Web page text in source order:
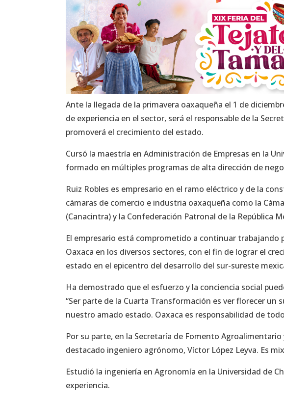
Ante la llegada de la primavera oaxaqueña el 1 de
de experiencia en el sector, será el responsable de la
promoverá el crecimiento del estado.
Cursó la maestría en Administración de Empresas en la
formado en múltiples programas de alta dirección de
Ruiz Robles es empresario en el ramo eléctrico y de la
cámaras de comercio e industria oaxaqueña como la
(Canacintra) y la Confederación Patronal de la República
El empresario está comprometido a continuar trabajando
Oaxaca en los diversos sectores, con el fin de lograr el
estado en el epicentro del desarrollo del sur-sureste
Ha demostrado que el esfuerzo y la conciencia social
“Ser parte de la Cuarta Transformación es ver florecer
nuestro amado estado. Oaxaca es responsabilidad de
Por su parte, en la Secretaría de Fomento
destacado ingeniero agrónomo, Víctor López Leyva. Es
Estudió la ingeniería en Agronomía en la Universidad de
experiencia.